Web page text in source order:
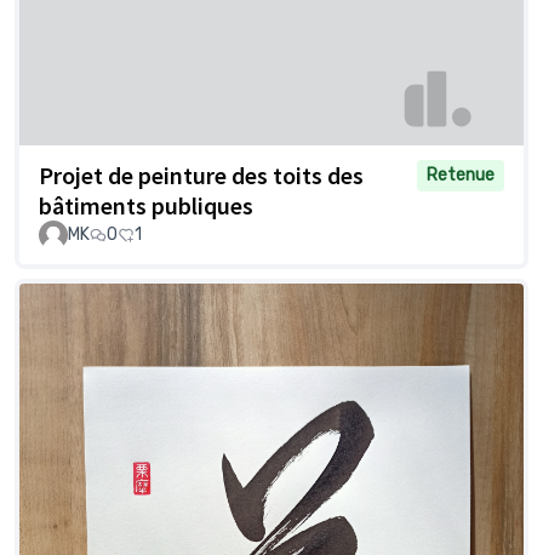
Projet de peinture des toits des
bâtiments publiques
Retenue
MK 0 1